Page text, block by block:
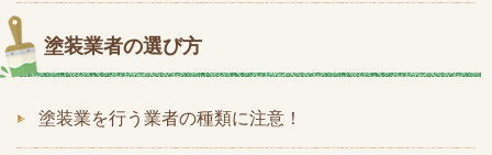
塗装業者の選び方
塗装業を行う業者の種類に注意！